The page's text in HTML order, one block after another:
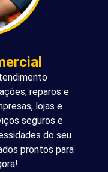
reparos e
lojas e
seguros e
do seu
prontos para